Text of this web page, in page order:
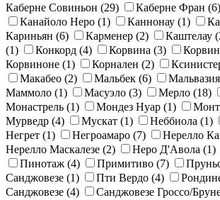
Каберне Совиньон (29) Каберне Фран (6)
Канайоло Неро (1) Каннонау (1)
Кариньян (6) Карменер (2) Каштелау
(1)
Конкорд (4) Корвина (3)
Корвиноне (1) Корнален (2)
Макабео (2) Мальбек (6)
Маммоло (1) Масуэло (3) Мерло (18)
Монастрель (1) Мондез Нуар (1)
Мурведр (4) Мускат (1) Неббиола (1)
Негрет (1) Негроамаро (7) Нерелло
Нерелло Маскалезе (2) Неро Д'Авола (1)
Пинотаж (4) Примитиво (7)
Санджовезе (1) Пти Вердо (4)
Санджовезе (4) Санджовезе Гроссо/